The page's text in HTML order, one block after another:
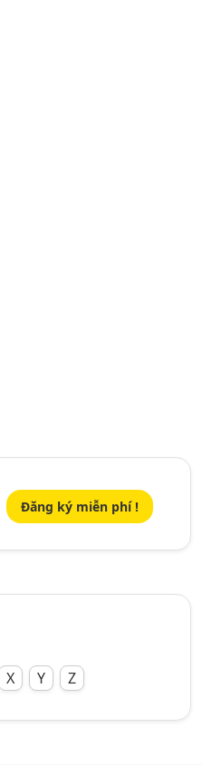
Đăng ký miễn phí !
X Y Z